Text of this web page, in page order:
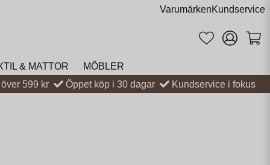
VarumärkenKundservice
& MATTOR
MÖBLER
599 kr
Öppet köp i 30 dagar Kundservice i fokus